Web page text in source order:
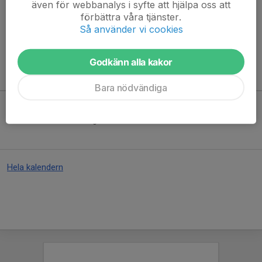
Hör av dig via mejl tillinfo@fjallorna.seeller ring070-292 25
Hela kalendern
även för webbanalys i syfte att hjälpa oss att
förbättra våra tjänster.
Så använder vi cookies
Godkänn alla kakor
Bara nödvändiga